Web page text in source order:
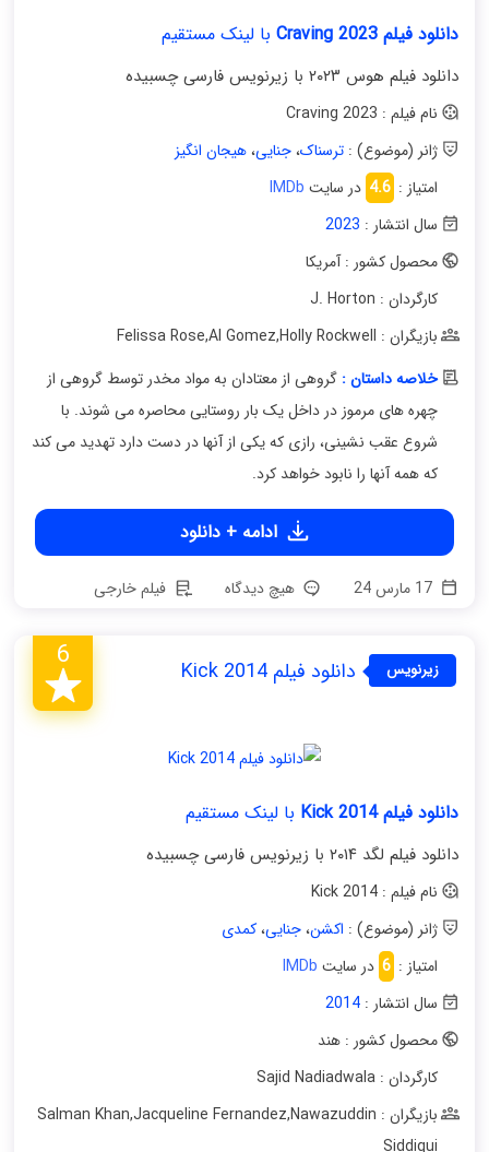
دانلود فیلم Craving 2023 با لینک مستقیم
دانلود فیلم هوس ۲۰۲۳ با زیرنویس فارسی چسبیده
نام فیلم : Craving 2023
ژانر (موضوع) :ترسناک،جنایی،هیجان انگیز
امتیاز : 4.6 در سایت IMDb
سال انتشار : 2023
محصول کشور : آمریکا
کارگردان : J. Horton
بازیگران : Felissa Rose
,Al Gomez,Holly Rockwell
خلاصه داستان :گروهی از معتادان به مواد مخدر توسط گروهی از
چهره های مرموز در داخل یک بار روستایی محاصره می شوند. با
شروع عقب نشینی، رازی که یکی از آنها در دست دارد تهدید می کند
که همه آنها را نابود خواهد کرد.
ادامه + دانلود
17 مارس 24 هیچ دیدگاه فیلم خارجی
زیرنویس
دانلود فیلم Kick 2014 6
دانلود فیلم Kick 2014 با لینک مستقیم
دانلود فیلم لگد ۲۰۱۴ با زیرنویس فارسی چسبیده
نام فیلم : Kick 2014
ژانر (موضوع) : اکشن،جنایی،کمدی
امتیاز : 6 در سایت IMDb
سال انتشار :2014
محصول کشور : هند
کارگردان : Sajid Nadiadwala
بازیگران : Salman Khan
,Jacqueline Fernandez,Nawazuddin
Siddiqui